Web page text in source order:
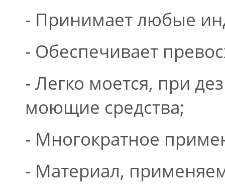
- Принимает любые
- Обеспечивает
- Легко моется, при
моющие средства;
- Многократное
- Материал,